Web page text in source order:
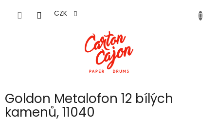
CZK
Goldon Metalofon 12 bílých
kamenů, 11040